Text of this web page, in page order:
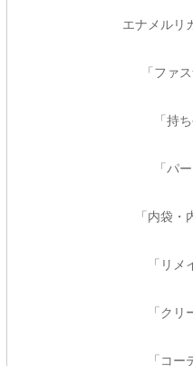
エナメルリ
「ファ
「持
「パ
「内袋・
「リメ
「クリ
「コー